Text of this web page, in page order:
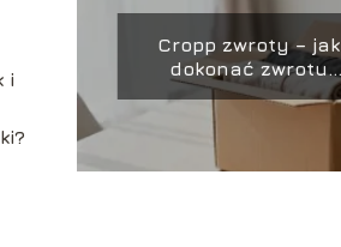
i
Cropp zwroty – jak
dokonać zwrotu
towaru w sklepie?